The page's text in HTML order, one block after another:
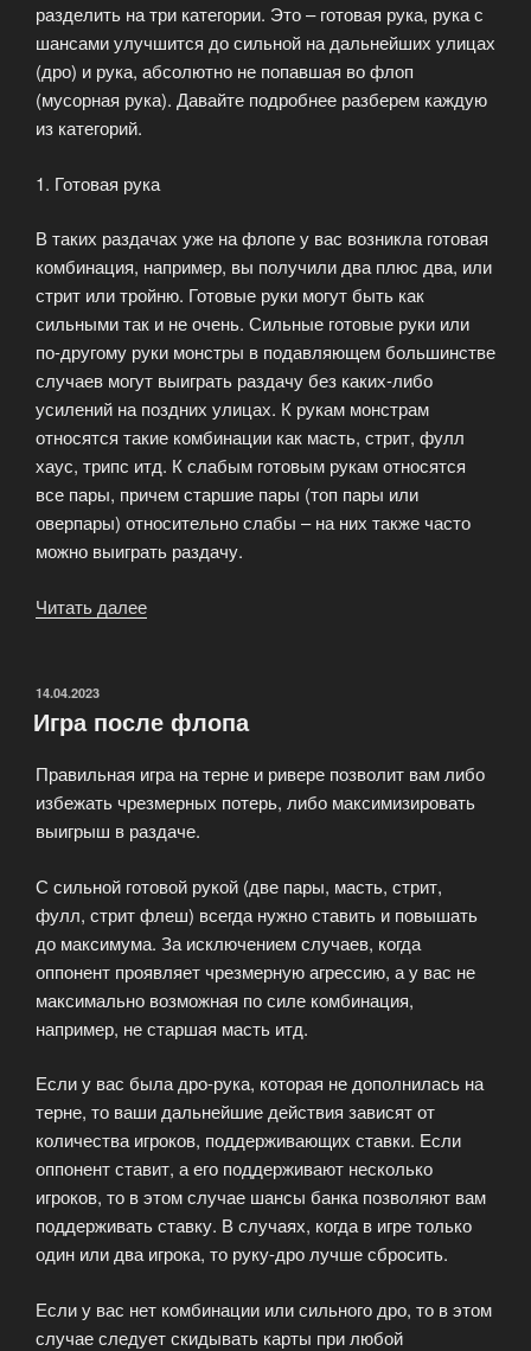
разделить на три категории. Это – готовая рука, рука с
шансами улучшится до сильной на дальнейших улицах
(дро) и рука, абсолютно не попавшая во флоп
(мусорная рука). Давайте подробнее разберем каждую
из категорий.
1. Готовая рука
В таких раздачах уже на флопе у вас возникла готовая
комбинация, например, вы получили два плюс два, или
стрит или тройню. Готовые руки могут быть как
сильными так и не очень. Сильные готовые руки или
по-другому руки монстры в подавляющем большинстве
случаев могут выиграть раздачу без каких-либо
усилений на поздних улицах. К рукам монстрам
относятся такие комбинации как масть, стрит, фулл
хаус, трипс итд. К слабым готовым рукам относятся
все пары, причем старшие пары (топ пары или
оверпары) относительно слабы – на них также часто
можно выиграть раздачу.
Читать далее
ОПУБЛИКОВАНО
14.04.2023
Игра после флопа
Правильная игра на терне и ривере позволит вам либо
избежать чрезмерных потерь, либо максимизировать
выигрыш в раздаче.
С сильной готовой рукой (две пары, масть, стрит,
фулл, стрит флеш) всегда нужно ставить и повышать
до максимума. За исключением случаев, когда
оппонент проявляет чрезмерную агрессию, а у вас не
максимально возможная по силе комбинация,
например, не старшая масть итд.
Если у вас была дро-рука, которая не дополнилась на
терне, то ваши дальнейшие действия зависят от
количества игроков, поддерживающих ставки. Если
оппонент ставит, а его поддерживают несколько
игроков, то в этом случае шансы банка позволяют вам
поддерживать ставку. В случаях, когда в игре только
один или два игрока, то руку-дро лучше сбросить.
Если у вас нет комбинации или сильного дро, то в этом
случае следует скидывать карты при любой